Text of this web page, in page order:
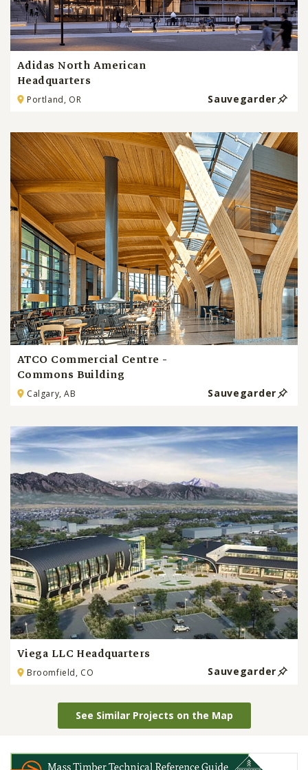
Adidas North American
Headquarters
Portland, OR Sauvegarder
ATCO Commercial Centre -
Commons Building
Calgary, AB Sauvegarder
Viega LLC Headquarters
Broomfield, CO Sauvegarder
See Similar Projects on the Map